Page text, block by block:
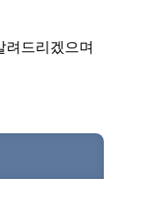
려드리겠으며